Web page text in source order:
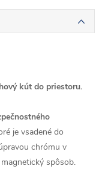
kút do priestoru.
je vsadené do
chrómu v
spôsob.